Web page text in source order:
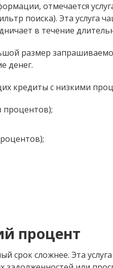
отмечается
поиска). Эта услуга
в течение
размер
денег.
кредиты с низкими
процентов);
процент
срок сложнее. Эта